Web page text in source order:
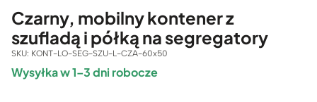
Czarny, mobilny kontener z
szufladą i półką na segregatory
SKU: KONT-LO-SEG-SZU-L-CZA-60x50
Wysyłka w 1–3 dni robocze